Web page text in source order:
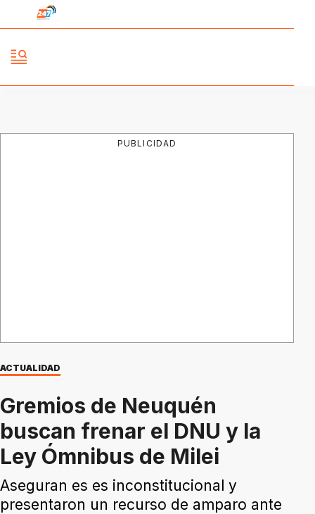
PUBLICIDAD
ACTUALIDAD
Gremios de Neuquén
buscan frenar el DNU y la
Ley Ómnibus de Milei
Aseguran es es inconstitucional y
presentaron un recurso de amparo ante